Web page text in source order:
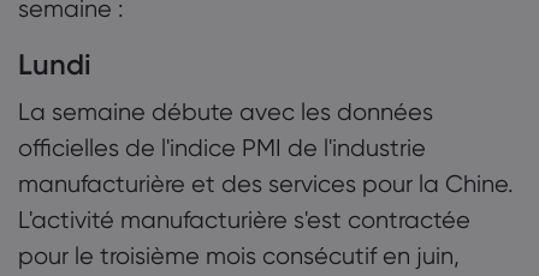
semaine :
Lundi
La semaine débute avec les données
officielles de l'indice PMI de l'industrie
manufacturière et des services pour la Chine.
L'activité manufacturière s'est contractée
pour le troisième mois consécutif en juin,